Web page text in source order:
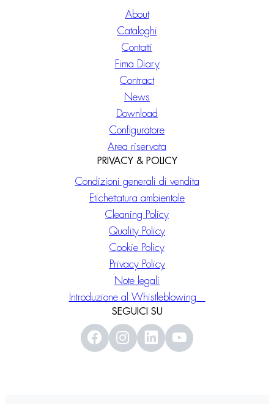
About
Cataloghi
Contatti
Fima Diary
Contract
News
Download
Configuratore
Area riservata
PRIVACY & POLICY
Condizioni generali di vendita
Etichettatura ambientale
Cleaning Policy
Quality Policy
Cookie Policy
Privacy Policy
Note legali
Introduzione al Whistleblowing
SEGUICI SU